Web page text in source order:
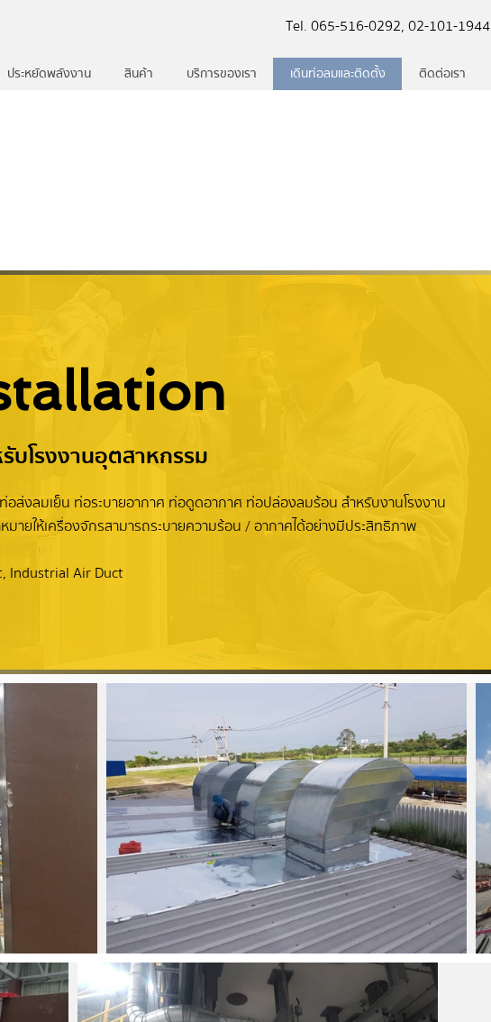
Tel. 065-516-0292, 02-101-1944
ประหยัดพลังงาน สินค้า บริการของเรา เดินท่อลมและติดตั้ง ติดต่อเรา
โรงงานอุตสาหกรรม
งลมเย็น ท่อระบายอากาศ ท่อดูดอากาศ ท่อปล่องลมร้อน สำหรับงานโรงงาน
ายให้เครื่องจักรสามารถระบายความร้อน / อากาศได้อย่างมีประสิทธิภาพ
Industrial Air Duct